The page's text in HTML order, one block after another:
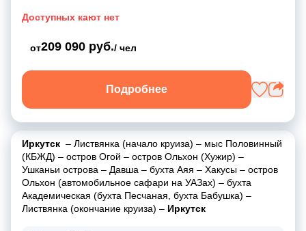
Доступных кают нет
от209 090 руб./ чел
Подробнее
Иркутск – Листвянка (начало круиза) – мыс Половинный
(КБЖД) – остров Огой – остров Ольхон (Хужир) –
Ушканьи острова – Давша – бухта Аяя – Хакусы – остров
Ольхон (автомобильное сафари на УАЗах) – бухта
Академическая (бухта Песчаная, бухта Бабушка) –
Листвянка (окончание круиза) – Иркутск